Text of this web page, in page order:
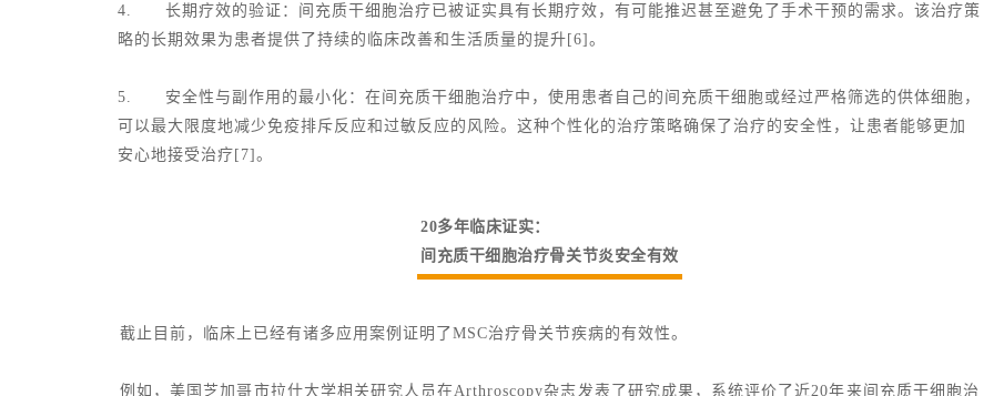
4. 长期疗效的验证：间充质干细胞治疗已被证实具有长期疗效，有可能推迟甚至避免了手术干预的需求。该治疗策
略的长期效果为患者提供了持续的临床改善和生活质量的提升[6]。
5. 安全性与副作用的最小化：在间充质干细胞治疗中，使用患者自己的间充质干细胞或经过严格筛选的供体细胞，
可以最大限度地减少免疫排斥反应和过敏反应的风险。这种个性化的治疗策略确保了治疗的安全性，让患者能够更加
安心地接受治疗[7]。
20多年临床证实：
间充质干细胞治疗骨关节炎安全有效
截止目前，临床上已经有诸多应用案例证明了MSC治疗骨关节疾病的有效性。
例如，美国芝加哥市拉什大学相关研究人员在Arthroscopy杂志发表了研究成果，系统评价了近20年来间充质干细胞治